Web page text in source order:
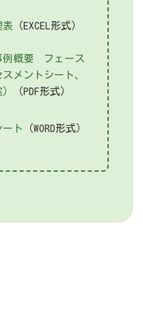
（EXCEL形式）
概要 フェース
メントシート、
（PDF形式）
ト （WORD形式）